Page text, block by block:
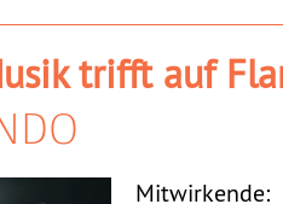
trifft auf
Mitwirkende: